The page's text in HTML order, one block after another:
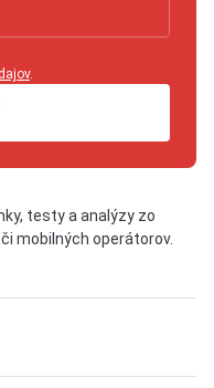
.
testy a analýzy zo
mobilných operátorov.